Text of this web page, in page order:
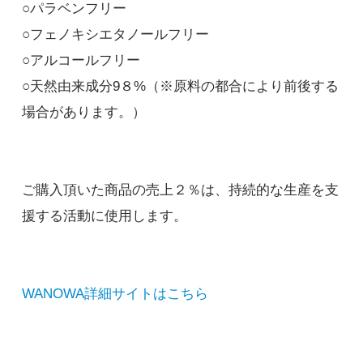
○パラベンフリー
○フェノキシエタノールフリー
○アルコールフリー
○天然由来成分9８%（※原料の都合により前後する
場合があります。）
ご購入頂いた商品の売上２％は、持続的な生産を支
援する活動に使用します。
WANOWA詳細サイトはこちら